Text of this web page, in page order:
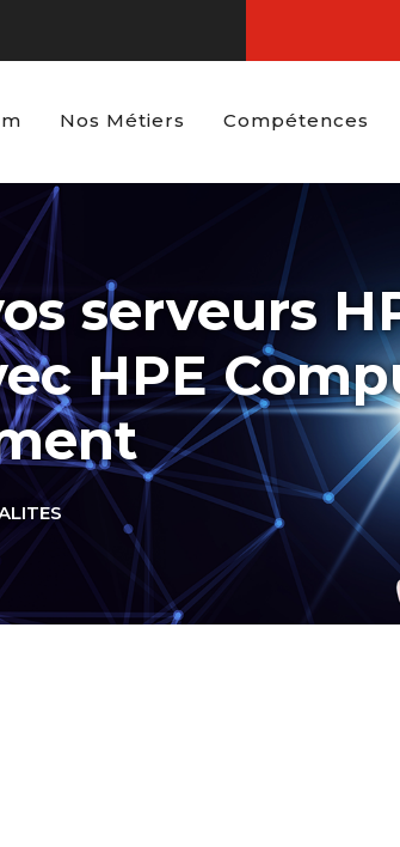
Nos Métiers Compétences
serveurs
HPE